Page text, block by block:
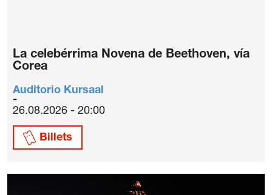
La celebérrima Novena de Beethoven, vía
Corea
Auditorio Kursaal
26.08.2026 - 20:00
Billets